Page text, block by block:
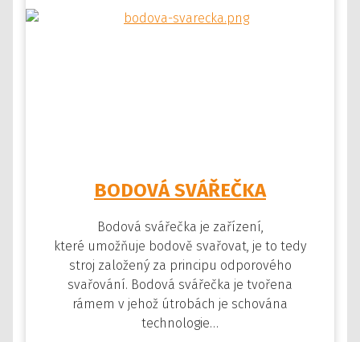
BODOVÁ SVÁŘEČKA
Bodová svářečka je zařízení,
které umožňuje bodově svařovat, je to tedy
stroj založený za principu odporového
svařování. Bodová svářečka je tvořena
rámem v jehož útrobách je schována
technologie…